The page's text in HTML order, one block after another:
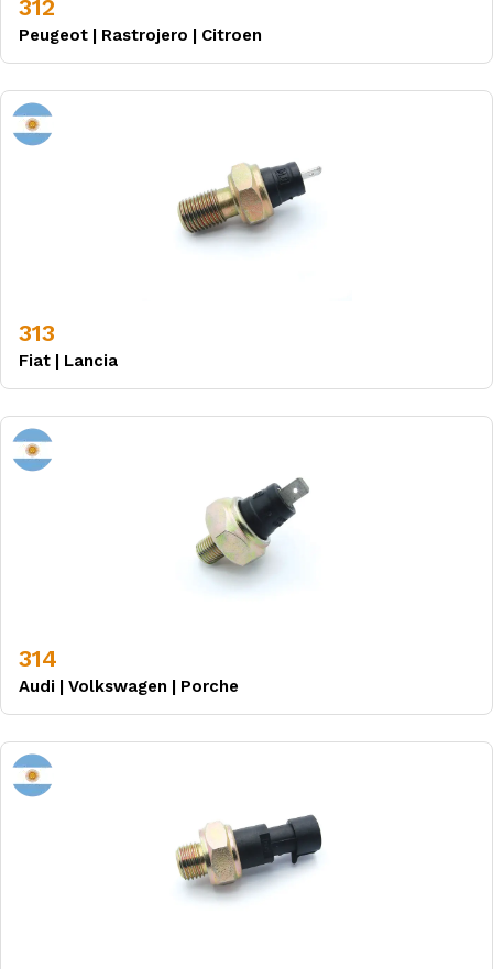
312
Peugeot | Rastrojero | Citroen
313
Fiat | Lancia
314
Audi | Volkswagen | Porche